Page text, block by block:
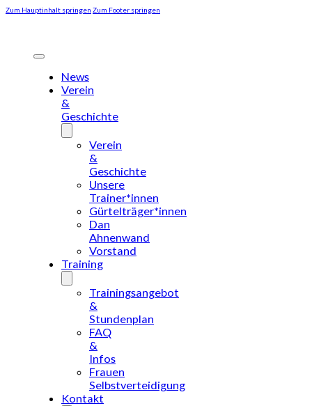
Zum Hauptinhalt springen Zum Footer springen
News
Verein
&
Geschichte
Verein
&
Geschichte
Unsere
Trainer*innen
Gürtelträger*innen
Dan
Ahnenwand
Vorstand
Training
Trainingsangebot
&
Stundenplan
FAQ
&
Infos
Frauen
Selbstverteidigung
Kontakt